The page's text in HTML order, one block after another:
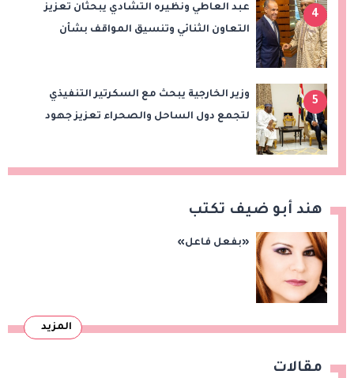
4
عبد العاطي ونظيره التشادي يبحثان تعزيز
التعاون الثنائي وتنسيق المواقف بشأن
5
وزير الخارجية يبحث مع السكرتير التنفيذي
لتجمع دول الساحل والصحراء تعزيز جهود
هند أبو ضيف تكتب
«بفعل فاعل»
المزيد
مقالات